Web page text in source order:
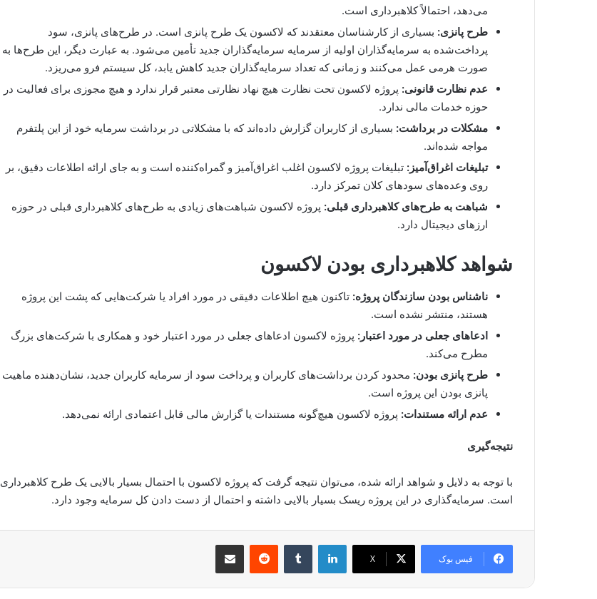
می‌دهد، احتمالاً کلاهبرداری است.
طرح پانزی: بسیاری از کارشناسان معتقدند که لاکسون یک طرح پانزی است. در طرح‌های پانزی، سود
پرداخت‌شده به سرمایه‌گذاران اولیه از سرمایه سرمایه‌گذاران جدید تأمین می‌شود. به عبارت دیگر، این طرح‌ها به
صورت هرمی عمل می‌کنند و زمانی که تعداد سرمایه‌گذاران جدید کاهش یابد، کل سیستم فرو می‌ریزد.
عدم نظارت قانونی: پروژه لاکسون تحت نظارت هیچ نهاد نظارتی معتبر قرار ندارد و هیچ مجوزی برای فعالیت در
حوزه خدمات مالی ندارد.
مشکلات در برداشت: بسیاری از کاربران گزارش داده‌اند که با مشکلاتی در برداشت سرمایه خود از این پلتفرم
مواجه شده‌اند.
تبلیغات اغراق‌آمیز: تبلیغات پروژه لاکسون اغلب اغراق‌آمیز و گمراه‌کننده است و به جای ارائه اطلاعات دقیق، بر
روی وعده‌های سودهای کلان تمرکز دارد.
شباهت به طرح‌های کلاهبرداری قبلی: پروژه لاکسون شباهت‌های زیادی به طرح‌های کلاهبرداری قبلی در حوزه
ارزهای دیجیتال دارد.
شواهد کلاهبرداری بودن لاکسون
ناشناس بودن سازندگان پروژه: تاکنون هیچ اطلاعات دقیقی در مورد افراد یا شرکت‌هایی که پشت این پروژه
هستند، منتشر نشده است.
ادعاهای جعلی در مورد اعتبار: پروژه لاکسون ادعاهای جعلی در مورد اعتبار خود و همکاری با شرکت‌های بزرگ
مطرح می‌کند.
طرح پانزی بودن: محدود کردن برداشت‌های کاربران و پرداخت سود از سرمایه کاربران جدید، نشان‌دهنده ماهیت
پانزی بودن این پروژه است.
عدم ارائه مستندات: پروژه لاکسون هیچ‌گونه مستندات یا گزارش مالی قابل اعتمادی ارائه نمی‌دهد.
نتیجه‌گیری
با توجه به دلایل و شواهد ارائه شده، می‌توان نتیجه گرفت که پروژه لاکسون با احتمال بسیار بالایی یک طرح کلاهبرداری
است. سرمایه‌گذاری در این پروژه ریسک بسیار بالایی داشته و احتمال از دست دادن کل سرمایه وجود دارد.
فیس بوک X
لینکدین ‫تامبلر ‫رددیت اشتراک گذاری از طریق ایمیل